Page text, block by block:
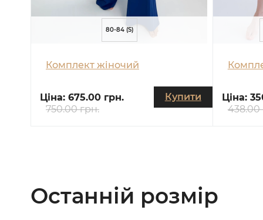
80-84 (S)
Комплект жіночий
Ціна: 675.00 грн.
750.00 грн.
Купити Ціна:
438.00
Останній розмір